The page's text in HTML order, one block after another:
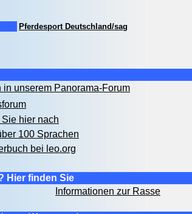
Pferdesport Deutschland/sag
in unserem Panorama-Forum
hier nach
100 Sprachen
bei leo.org
Hier finden Sie
Informationen zur Rasse